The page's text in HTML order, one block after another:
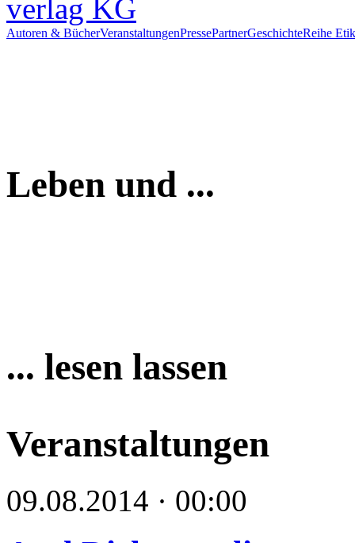
Autoren & BücherVeranstaltungenPressePartnerGeschichteReihe
Leben und ...
... lesen lassen
Veranstaltungen
09.08.2014 · 00:00